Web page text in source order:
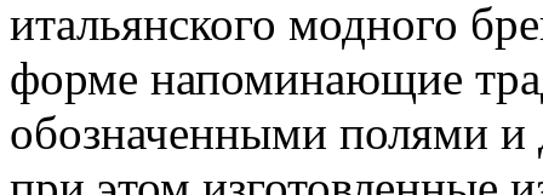
итальянского модного
форме напоминающие
обозначенными полями и